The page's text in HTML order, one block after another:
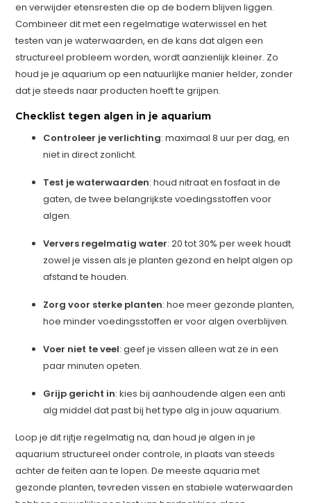
en verwijder etensresten die op de bodem blijven liggen.
Combineer dit met een regelmatige waterwissel en het
testen van je waterwaarden, en de kans dat algen een
structureel probleem worden, wordt aanzienlijk kleiner. Zo
houd je je aquarium op een natuurlijke manier helder, zonder
dat je steeds naar producten hoeft te grijpen.
Checklist tegen algen in je aquarium
Controleer je verlichting: maximaal 8 uur per dag, en
niet in direct zonlicht.
Test je waterwaarden: houd nitraat en fosfaat in de
gaten, de twee belangrijkste voedingsstoffen voor
algen.
Ververs regelmatig water: 20 tot 30% per week houdt
zowel je vissen als je planten gezond en helpt algen op
afstand te houden.
Zorg voor sterke planten: hoe meer gezonde planten,
hoe minder voedingsstoffen er voor algen overblijven.
Voer niet te veel: geef je vissen alleen wat ze in een
paar minuten opeten.
Grijp gericht in: kies bij aanhoudende algen een anti
alg middel dat past bij het type alg in jouw aquarium.
Loop je dit rijtje regelmatig na, dan houd je algen in je
aquarium structureel onder controle, in plaats van steeds
achter de feiten aan te lopen. De meeste aquaria met
gezonde planten, tevreden vissen en stabiele waterwaarden